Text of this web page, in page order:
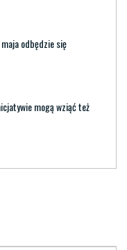
maja odbędzie się
mogą wziąć też